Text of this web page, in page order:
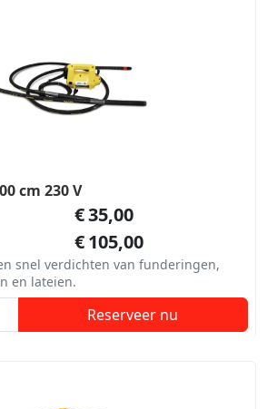
cm 230 V
€35,00
€105,00
snel verdichten van funderingen,
en lateien.
Reserveer nu